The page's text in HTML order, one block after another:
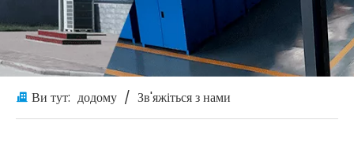
Ви тут: додому / Зв'яжіться з нами